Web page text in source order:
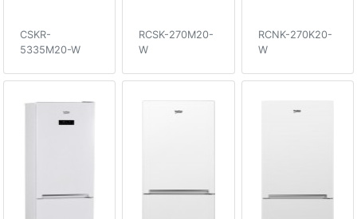
CSKR-
5335M20-W
RCSK-270M20-
W
RCNK-270K20-
W